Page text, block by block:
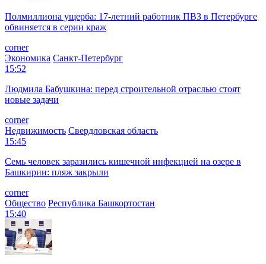
Полмиллиона ущерба: 17-летний работник ПВЗ в Петербурге
обвиняется в серии краж
corner
Экономика Санкт-Петербург
15:52
Людмила Бабушкина: перед строительной отраслью стоят
новые задачи
corner
Недвижимость Свердловская область
15:45
Семь человек заразились кишечной инфекцией на озере в
Башкирии: пляж закрыли
corner
Общество Республика Башкортостан
15:40